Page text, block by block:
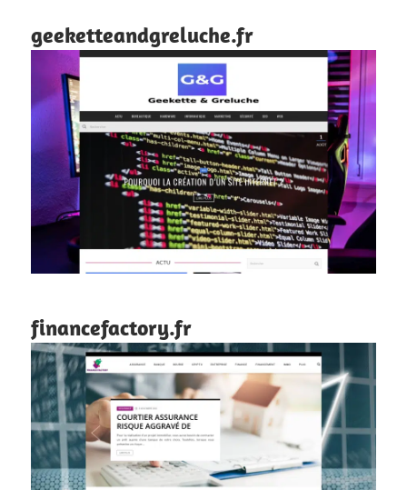
geeketteandgreluche.fr
financefactory.fr